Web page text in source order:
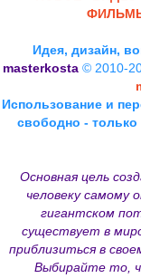
Идея, дизайн,
masterkosta © 2010-
Использование и
свободно - только
Основная цель
человеку самому
гигантском
существует в
приблизиться в
Выбирайте то,